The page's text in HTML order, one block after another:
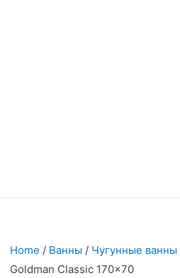
Home / Ванны / Чугунные ванны
Goldman Classic 170×70